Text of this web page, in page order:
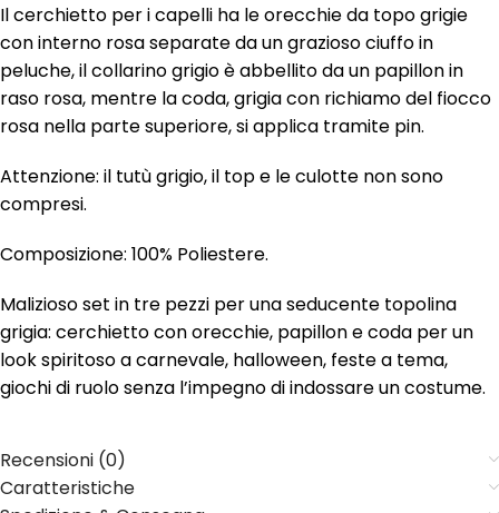
Il cerchietto per i capelli ha le orecchie da topo grigie
con interno rosa separate da un grazioso ciuffo in
peluche, il collarino grigio è abbellito da un papillon in
raso rosa, mentre la coda, grigia con richiamo del fiocco
rosa nella parte superiore, si applica tramite pin.
Attenzione: il tutù grigio, il top e le culotte non sono
compresi.
Composizione: 100% Poliestere.
Malizioso set in tre pezzi per una seducente topolina
grigia: cerchietto con orecchie, papillon e coda per un
look spiritoso a carnevale, halloween, feste a tema,
giochi di ruolo senza l’impegno di indossare un costume.
Recensioni (0)
Caratteristiche